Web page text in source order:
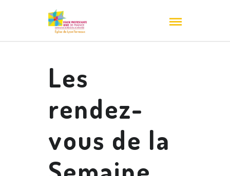
Les
rendez-
vous de la